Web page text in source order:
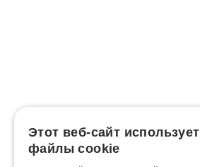
Этот веб-сайт использует
файлы cookie